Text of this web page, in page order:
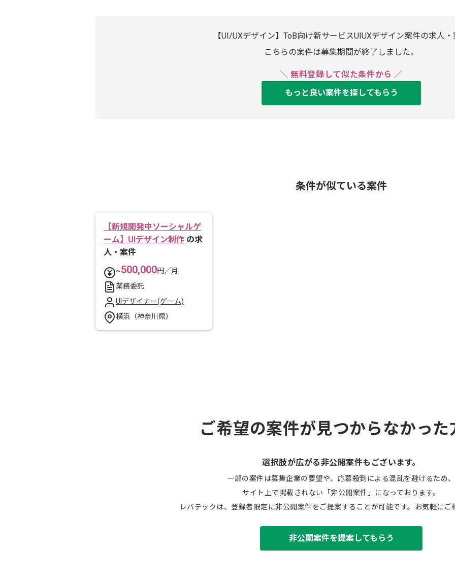
【UI/UXデザイン】ToB向け新サービスUIUXデザイン案件の求人
こちらの案件は募集期間が終了しました。
＼ 無料登録して似た条件から ／
もっと良い案件を探してもらう
条件が似ている案件
【新規開発中ソーシャルゲ
ーム】UIデザイン制作 の求
人・案件
~500,000円／月
業務委託
UIデザイナー(ゲーム)
横浜（神奈川県）
ご希望の案件が見つからなかった
選択肢が広がる非公開案件もございます。
一部の案件は募集企業の要望や、応募殺到による混乱を避けるため、
サイト上で掲載されない「非公開案件」になっております。
レバテックは、登録者限定に非公開案件をご提案することが可能です。お気軽にご
非公開案件を提案してもらう